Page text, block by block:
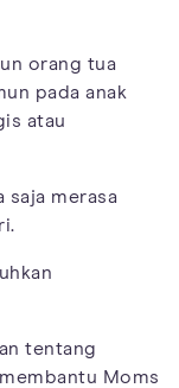
orang tua
pada anak
atau
saja merasa
tentang
Moms